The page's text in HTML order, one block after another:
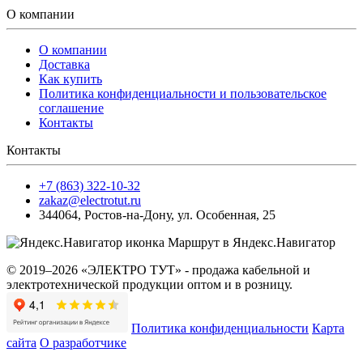
О компании
О компании
Доставка
Как купить
Политика конфиденциальности и пользовательское
соглашение
Контакты
Контакты
+7 (863) 322-10-32
zakaz@electrotut.ru
344064, Ростов-на-Дону, ул. Особенная, 25
Маршрут в Яндекс.Навигатор
© 2019–2026 «ЭЛЕКТРО ТУТ» - продажа кабельной и
электротехнической продукции оптом и в розницу.
Политика конфиденциальности Карта
сайта О разработчике